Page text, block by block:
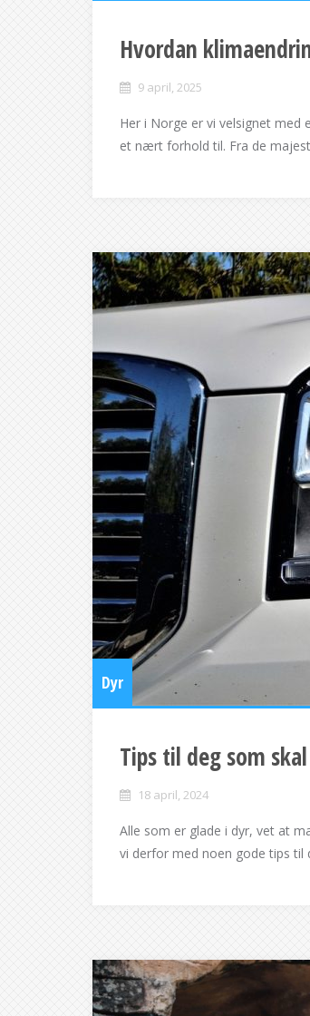
Hvordan
9 april, 2025
Her i Norge er vi velsignet
et nært forhold til. Fra de
Dyr
Tips til deg som
18 april, 2024
Alle som er glade i dyr, vet at
vi derfor med noen gode tips til